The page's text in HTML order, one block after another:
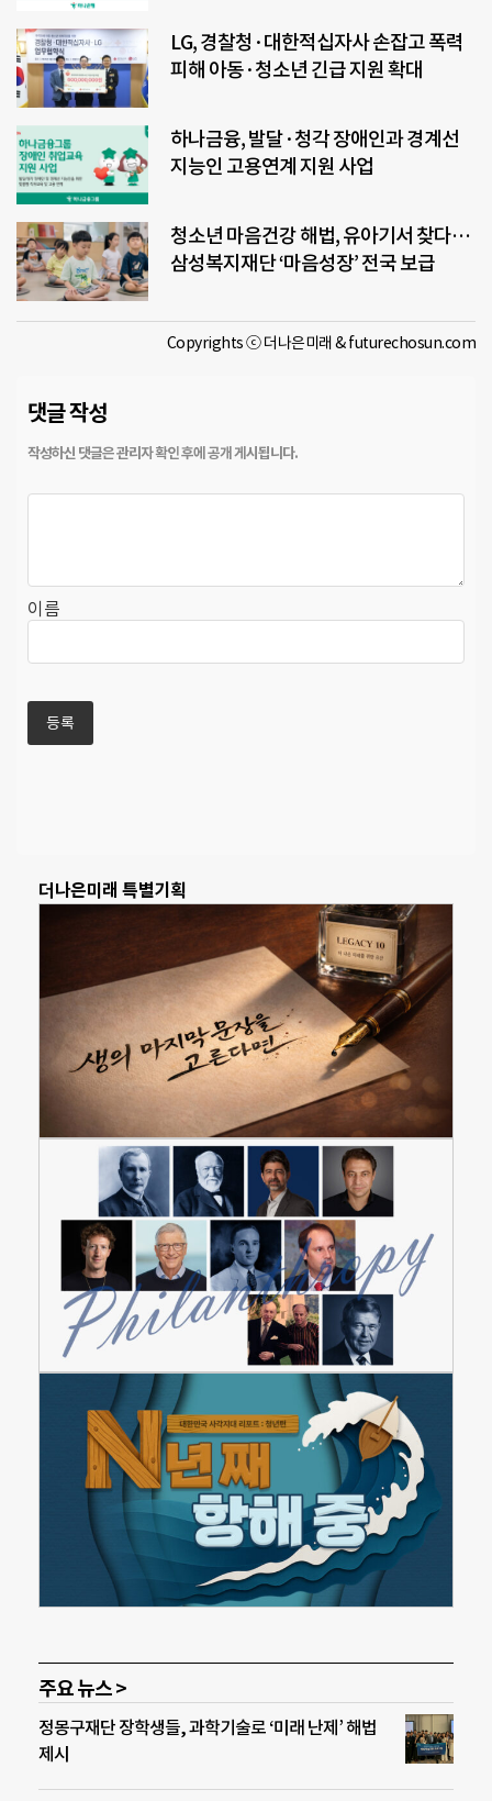
LG, 경찰청·대한적십자사 손잡고 폭력
피해 아동·청소년 긴급 지원 확대
하나금융, 발달·청각 장애인과 경계선
지능인 고용연계 지원 사업
청소년 마음건강 해법, 유아기서 찾다…
삼성복지재단 ‘마음성장’ 전국 보급
Copyrights ⓒ 더나은미래 & futurechosun.com
댓글 작성
이름
더나은미래 특별기획
주요 뉴스 >
정몽구재단 장학생들, 과학기술로 ‘미래 난제’ 해법
제시